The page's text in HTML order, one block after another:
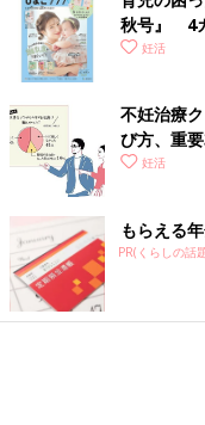
◎精密検査
子宮内膜症、卵管や卵
合に行う検査。腹部に
（ふくくうきょう））
す。異常があれば、そ
●子宮鏡検査
生理が終わり卵胞が成
筋腫、子宮の奇形など
膜や卵管の入り口にポ
さければその場で切除
秋号』 4
いっぱい！
妊活
不妊治療
び方、重
妊活
もらえる
PR(くらしの話